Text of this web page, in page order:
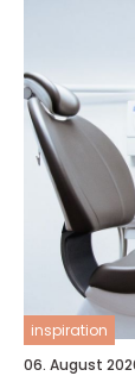
inspiration
06. August